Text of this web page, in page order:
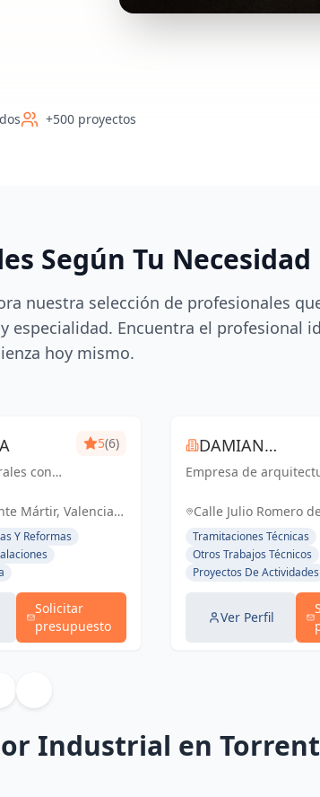
+500 proyectos
Según Tu Necesidad
nuestra selección de profesionales
especialidad. Encuentra el profesional
hoy mismo.
con
5(6)
Mártir, Valencia,
Y Reformas
Solicitar
presupuesto
DAMIAN
ROCAMORA
Empresa de
Calle Julio Romero
Torrent, España,
Tramitaciones Técnicas
Otros Trabajos Técnicos
Proyectos De Actividades
Ver Perfil
Industrial en Torrent